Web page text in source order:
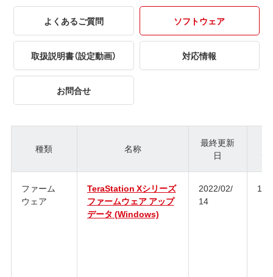
よくあるご質問 ソフトウェア
取扱説明書（設定動画） 対応情報
お問合せ
種類 名称
最終更新
日
ジ
ファーム
ウェア
TeraStation Xシリーズ
ファームウェア アップ
データ (Windows)
2022/02/
14